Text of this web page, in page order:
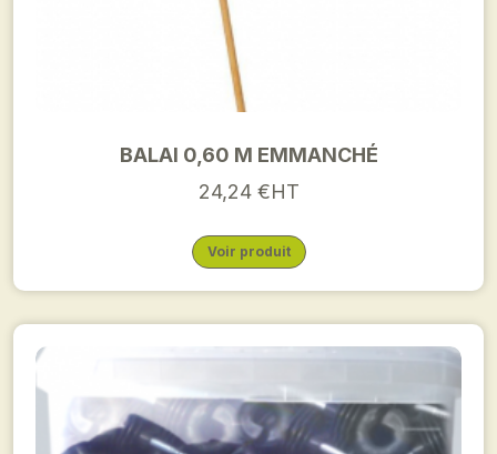
BALAI 0,60 M EMMANCHÉ
24,24 €HT
Voir produit